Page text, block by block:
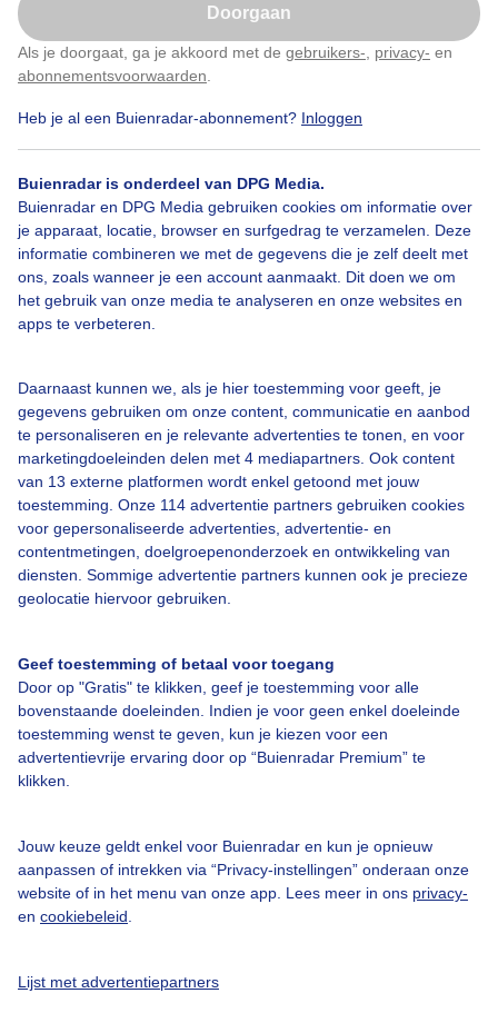
Doorgaan
Als je doorgaat, ga je akkoord met de gebruikers- privacy- en
abonnementsvoorwaarden
Heb je al een Buienradar-abonnement? Inloggen
Buienradar is onderdeel van DPG Media.
Buienradar en DPG Media gebruiken cookies om informatie over
je apparaat, locatie, browser en surfgedrag te verzamelen. Deze
informatie combineren we met de gegevens die je zelf deelt met
ons, zoals wanneer je een account aanmaakt. Dit doen we om
het gebruik van onze media te analyseren en onze websites en
apps te verbeteren.
Daarnaast kunnen we, als je hier toestemming voor geeft, je
gegevens gebruiken om onze content, communicatie en aanbod
te personaliseren en je relevante advertenties te tonen, en voor
marketingdoeleinden delen met 4 mediapartners. Ook content
van 13 externe platformen wordt enkel getoond met jouw
toestemming. Onze 114 advertentie partners gebruiken cookies
voor gepersonaliseerde advertenties, advertentie- en
contentmetingen, doelgroepenonderzoek en ontwikkeling van
diensten. Sommige advertentie partners kunnen ook je precieze
geolocatie hiervoor gebruiken.
Geef toestemming of betaal voor toegang
Door op "Gratis" te klikken, geef je toestemming voor alle
bovenstaande doeleinden. Indien je voor geen enkel doeleinde
toestemming wenst te geven, kun je kiezen voor een
advertentievrije ervaring door op “Buienradar Premium” te
klikken.
Jouw keuze geldt enkel voor Buienradar en kun je opnieuw
aanpassen of intrekken via “Privacy-instellingen” onderaan onze
website of in het menu van onze app. Lees meer in ons privacy-
en cookiebeleid
Lijst met advertentiepartners
Door: Dilia van Zon Gemaakt: 04-03-2026, 38x bekeken
Hoogwater
Bekijk slideshow
Over Buienradar
Bedrijfsgegevens
Contact
Toegankelijkheid
Gebruikersvoorwaarden
Adverteren
Privacy beleid
Cookie beleid
Klik hierom dit aan te passen